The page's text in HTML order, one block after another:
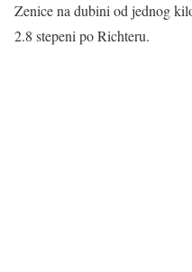
Zenice na dubini od jednog
2.8 stepeni po Richteru.